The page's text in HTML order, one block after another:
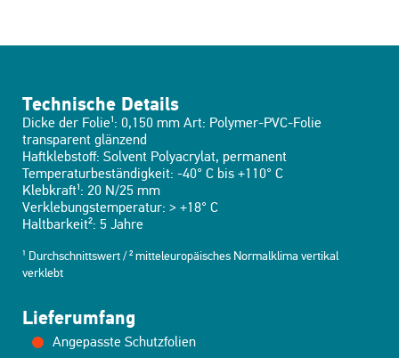
Technische Details
Dicke der Folie¹: 0,150 mm Art: Polymer-PVC-Folie
transparent glänzend
Haftklebstoff: Solvent Polyacrylat, permanent
Temperaturbeständigkeit: -40° C bis +110° C
Klebkraft¹: 20 N/25 mm
Verklebungstemperatur: > +18° C
Haltbarkeit²: 5 Jahre
¹ Durchschnittswert / ² mitteleuropäisches Normalklima vertikal
verklebt
Lieferumfang
Angepasste Schutzfolien